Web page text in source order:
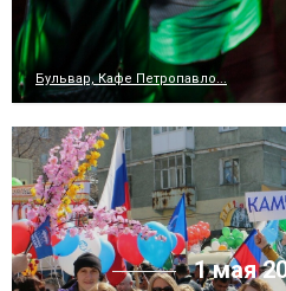
Бульвар, Кафе Петропавло...
1 мая